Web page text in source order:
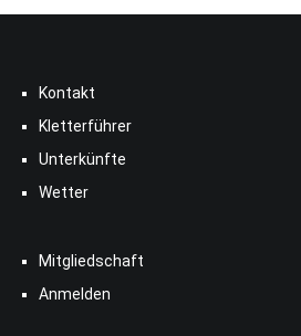
Kontakt
Kletterführer
Unterkünfte
Wetter
Mitgliedschaft
Anmelden